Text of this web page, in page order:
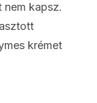
nem kapsz.
krémet